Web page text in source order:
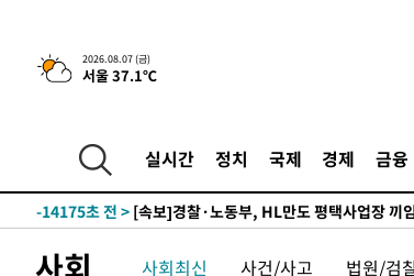
2026.08.07 (금)
서울 37.1℃
실시간 정치 국제 경제 금융
25.3%↑
-20752초 전 >[속보]'채상병 순직 책임' 임성근, 항소심도 징
-20618초 전 > [속보]종합특검, '관저이전 봐주기 감사' 유병
-16468초 전 >
[속보]'300억원대 사기 혐의' 차가원 대표
-15662초 전 >
-14175초 전 > [속보]경찰·노동부, HL만도 평택사업장 끼
압수수색
사회 사회최신 사건/사고 법원/검